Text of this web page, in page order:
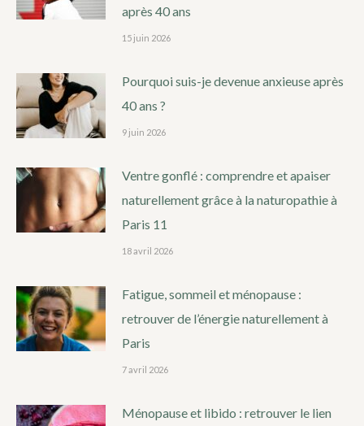
après 40 ans
15 juin 2026
Pourquoi suis-je devenue anxieuse après
40 ans ?
9 juin 2026
Ventre gonflé : comprendre et apaiser
naturellement grâce à la naturopathie à
Paris 11
18 avril 2026
Fatigue, sommeil et ménopause :
retrouver de l’énergie naturellement à
Paris
7 avril 2026
Ménopause et libido : retrouver le lien